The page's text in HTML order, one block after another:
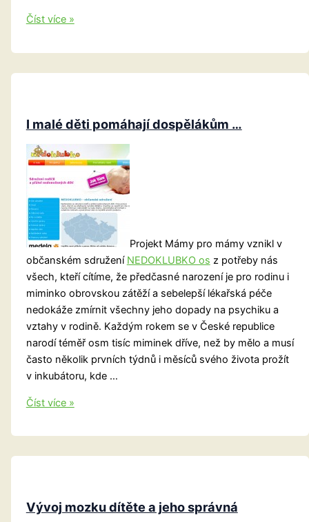
Vybíráte
své
A
víte
vlastně
jak
na
to?
Číst více »
I malé děti pomáhají dospělákům …
Projekt Mámy pro mámy vznikl v
občanském sdružení NEDOKLUBKO os z potřeby nás
všech, kteří cítíme, že předčasné narození je pro rodinu i
miminko obrovskou zátěží a sebelepší lékařská péče
nedokáže zmírnit všechny jeho dopady na psychiku a
vztahy v rodině. Každým rokem se v České republice
narodí téměř osm tisíc miminek dříve, než by mělo a musí
často několik prvních týdnů i měsíců svého života prožít
v inkubátoru, kde …
I
děti
Číst více »
Vývoj mozku dítěte a jeho správná